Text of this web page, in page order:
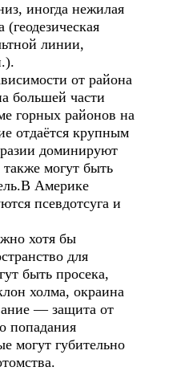
иногда нежилая
(геодезическая
линии,
от района
большей части
горных районов на
отдаётся крупным
доминируют
могут быть
Америке
псевдотсуга и
хотя бы
для
быть просека,
холма, окраина
— защита от
попадания
могут губительно